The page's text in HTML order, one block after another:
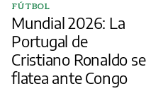
FÚTBOL
Mundial 2026: La
Portugal de
Cristiano Ronaldo se
flatea ante Congo